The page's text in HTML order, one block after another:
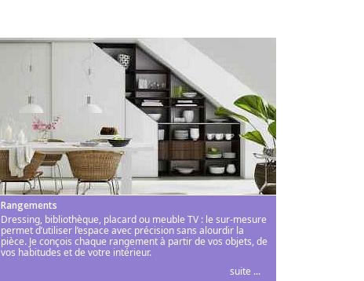
Rangements
Dressing, bibliothèque, placard ou meuble TV : le sur-mesure
permet d’utiliser l’espace avec précision sans alourdir la
pièce. Je conçois chaque rangement à partir de vos objets, de
vos habitudes et de votre intérieur.
suite ...